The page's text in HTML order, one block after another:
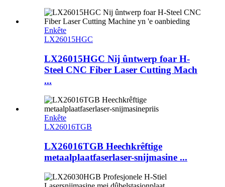
Enkête
LX26015HGC
LX26015HGC Nij ûntwerp foar H-
Steel CNC Fiber Laser Cutting Mach
...
Enkête
LX26016TGB
LX26016TGB Heechkrêftige
metaalplaatfaserlaser-snijmasine ...